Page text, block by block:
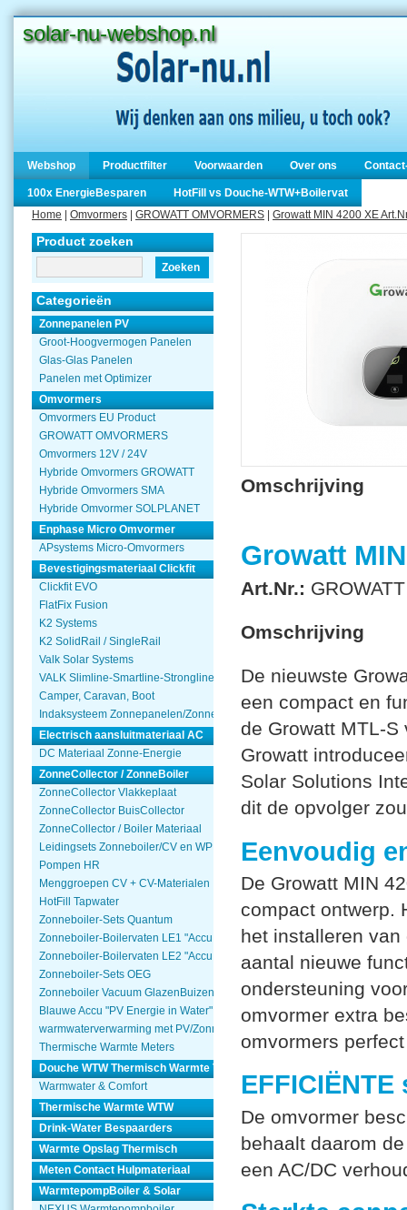
solar-nu-webshop.nl
Webshop Productfilter Voorwaarden Over ons
100x EnergieBesparen
HotFill vs Douche-WTW+Boilervat
Home
Omvormers GROWATT OMVORMERS Growatt MIN 4200 XE
Product zoeken
Zoeken
Categorieën
Zonnepanelen PV
Groot-Hoogvermogen Panelen
Glas-Glas Panelen
Panelen met Optimizer
Omvormers
Omvormers EU Product
GROWATT OMVORMERS
Omvormers 12V / 24V
Hybride Omvormers GROWATT
Hybride Omvormers SMA
Hybride Omvormer SOLPLANET
Enphase Micro Omvormer
APsystems Micro-Omvormers
Bevestigingsmateriaal Clickfit
Clickfit EVO
FlatFix Fusion
K2 Systems
K2 SolidRail / SingleRail
Valk Solar Systems
VALK Slimline-Smartline-Strongline
Camper, Caravan, Boot
Indaksysteem Zonnepanelen/Zonnecollector
Electrisch aansluitmateriaal AC
DC Materiaal Zonne-Energie
ZonneCollector / ZonneBoiler
ZonneCollector Vlakkeplaat
ZonneCollector BuisCollector
ZonneCollector / Boiler Materiaal
Leidingsets Zonneboiler/CV en WP
Pompen HR
Menggroepen CV + CV-Materialen
HotFill Tapwater
Zonneboiler-Sets Quantum
Zonneboiler-Boilervaten LE1 "Accu Woning Watmte"
Zonneboiler-Boilervaten LE2 "Accu Woning Watmte"
Zonneboiler-Sets OEG
Zonneboiler Vacuum GlazenBuizen
Blauwe Accu "PV Energie in Water"
warmwaterverwarming met PV/Zonnepanelen
Thermische Warmte Meters
Douche WTW Thermisch Warmte Terugwinnen
Warmwater & Comfort
Thermische Warmte WTW
Drink-Water Bespaarders
Warmte Opslag Thermisch
Meten Contact Hulpmateriaal
WarmtepompBoiler & Solar
Omschrijving
Growatt
Art.Nr.:
Omschrijving
De nieuwste
een compact en
de Growatt MTL-
Growatt
Solar Solutions
dit de opvolger
Eenvoudig
De Growatt MIN
compact ontwerp.
het installeren
aantal nieuwe
ondersteuning
omvormer extra
omvormers
De omvormer
behaalt daarom
een AC/DC